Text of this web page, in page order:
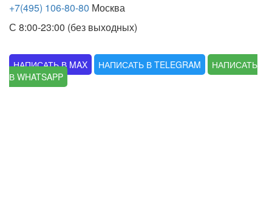
+7(495) 106-80-80 Москва
С 8:00-23:00 (без выходных)
НАПИСАТЬ В MAX НАПИСАТЬ В TELEGRAM
НАПИСАТЬ
В WHATSAPP